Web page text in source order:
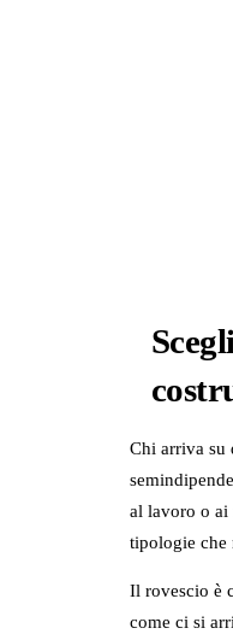
Chi arriva su
al lavoro o ai
tipologie che
Il rovescio è
come ci si